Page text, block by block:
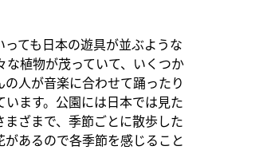
ても日本の遊具が並ぶような
植物が茂っていて、いくつか
人が音楽に合わせて踊ったり
ます。公園には日本では見た
ざまで、季節ごとに散歩した
あるので各季節を感じること